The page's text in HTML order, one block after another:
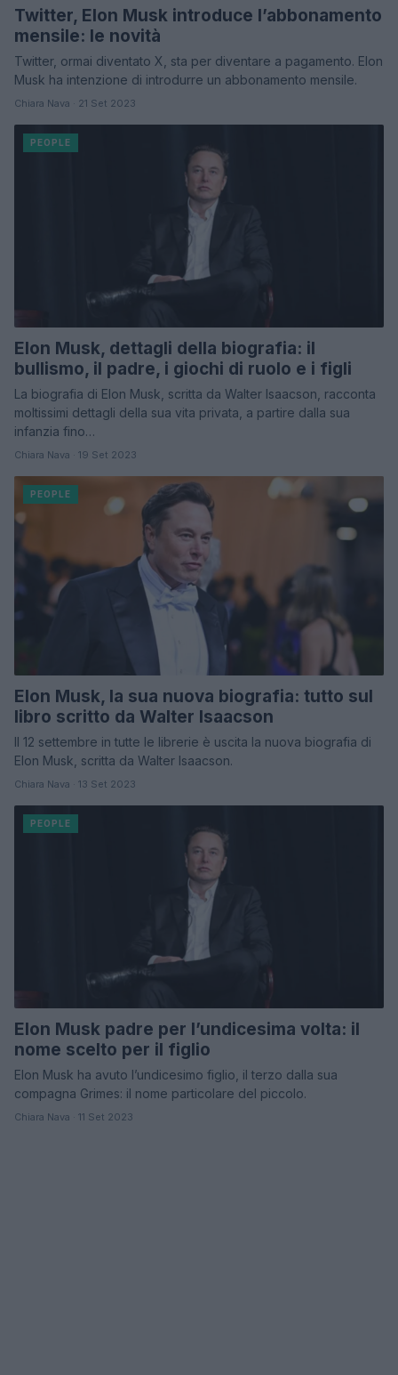
Twitter, Elon Musk introduce l’abbonamento
mensile: le novità
Twitter, ormai diventato X, sta per diventare a pagamento. Elon
Musk ha intenzione di introdurre un abbonamento mensile.
Chiara Nava · 21 Set 2023
PEOPLE
Elon Musk, dettagli della biografia: il
bullismo, il padre, i giochi di ruolo e i figli
La biografia di Elon Musk, scritta da Walter Isaacson, racconta
moltissimi dettagli della sua vita privata, a partire dalla sua
infanzia fino…
Chiara Nava · 19 Set 2023
PEOPLE
Elon Musk, la sua nuova biografia: tutto sul
libro scritto da Walter Isaacson
Il 12 settembre in tutte le librerie è uscita la nuova biografia di
Elon Musk, scritta da Walter Isaacson.
Chiara Nava · 13 Set 2023
PEOPLE
Elon Musk padre per l’undicesima volta: il
nome scelto per il figlio
Elon Musk ha avuto l’undicesimo figlio, il terzo dalla sua
compagna Grimes: il nome particolare del piccolo.
Chiara Nava · 11 Set 2023